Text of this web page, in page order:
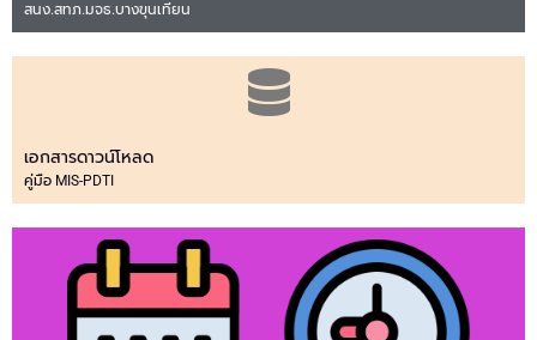
สนง.สทภ.มจธ.บางขุนเทียน
เอกสารดาวน์โหลด
คู่มือ MIS-PDTI